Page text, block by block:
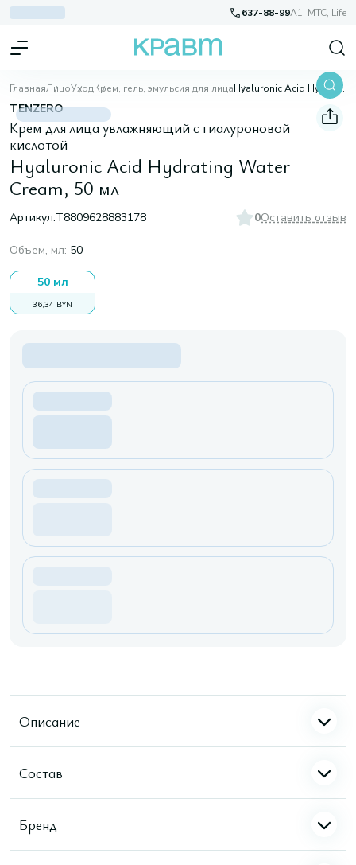
637-88-99A1, МТС, Life
ГлавнаяЛицоУходКрем, гель, эмульсия для лица Hyaluronic Acid Hydrating Water Cream, 50 мл
TENZERO
Крем для лица увлажняющий с гиалуроновой
кислотой
Hyaluronic Acid Hydrating Water
Cream, 50 мл
Артикул:T8809628883178 0Оставить отзыв
Объем, мл: 50
50 мл
36,34 BYN
Описание
Состав
Бренд